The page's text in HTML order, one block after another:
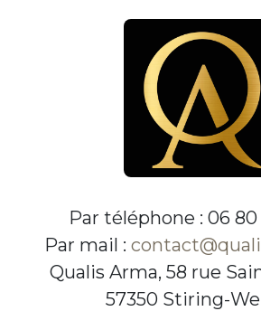
Par téléphone : 06 80
Par mail :
Qualis Arma, 58 rue
57350 Stiring-